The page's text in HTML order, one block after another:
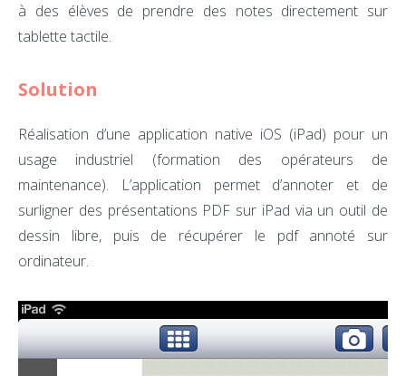
à des élèves de prendre des notes directement sur
tablette tactile.
Solution
Réalisation d’une application native iOS (iPad) pour un
usage industriel (formation des opérateurs de
maintenance). L’application permet d’annoter et de
surligner des présentations PDF sur iPad via un outil de
dessin libre, puis de récupérer le pdf annoté sur
ordinateur.